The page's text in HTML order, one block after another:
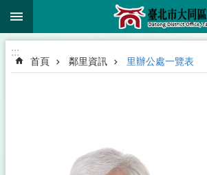
跳到主要內容區塊
:::
首頁 鄰里資訊 里辦公處一覽表